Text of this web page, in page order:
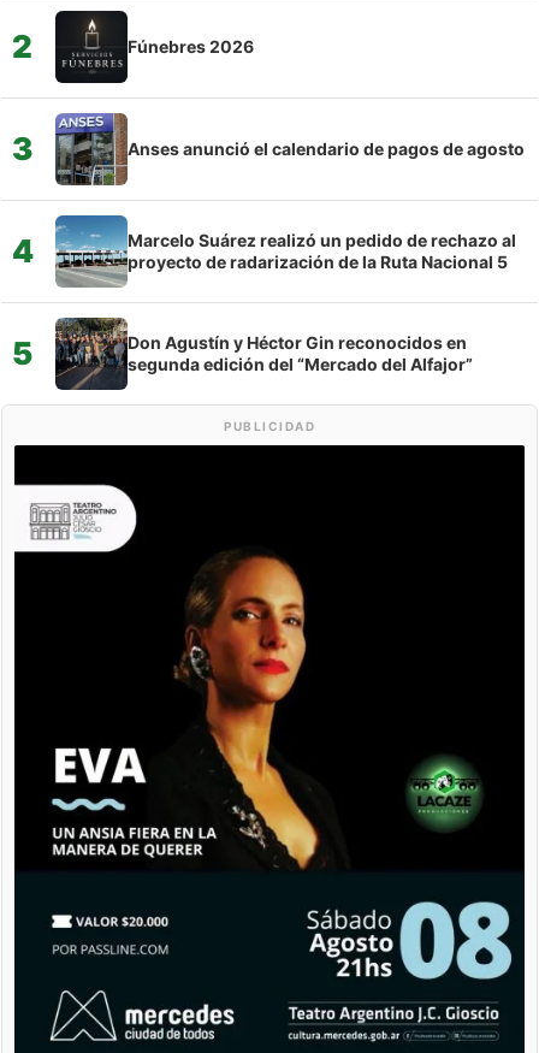
2 Fúnebres 2026
3 Anses anunció el calendario de pagos de agosto
4
Marcelo Suárez realizó un pedido de rechazo al
proyecto de radarización de la Ruta Nacional 5
5
Don Agustín y Héctor Gin reconocidos en
segunda edición del “Mercado del Alfajor”
PUBLICIDAD